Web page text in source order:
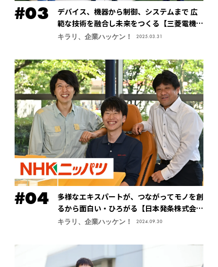
デバイス、機器から制御、システムまで 広
範な技術を融合し未来をつくる【三菱電機株
式会社・先端技術総合研究所】
キラリ、企業ハッケン！ 2025.03.31
多様なエキスパートが、つながってモノを創
るから面白い・ひろがる【日本発条株式会社
（ニッパツ）】
キラリ、企業ハッケン！ 2024.09.30